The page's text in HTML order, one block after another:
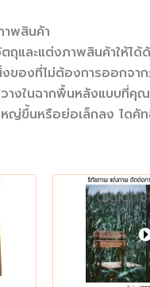
พสินค้า
ถุและแต่งภาพสินค้าให้
ของที่ไม่ต้องการออกจ
างในฉากพื้นหลังแบบที่
ญ่ขึ้นหรือย่อเล็กลง ไดคั